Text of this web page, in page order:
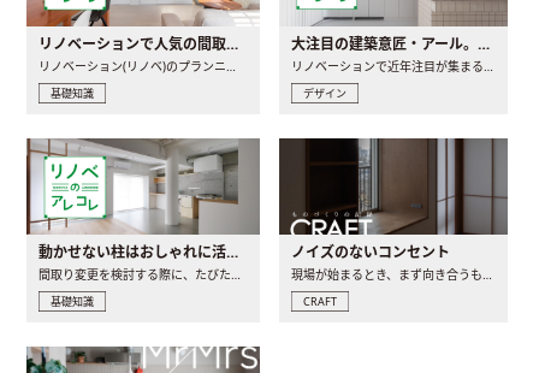
リノベーションで人気の間取りとは？トレンドの間取りと実例を徹底解説
リノベーション(リノベ)のプランニングで一番最初に決めるのは..
基礎知識
大注目の建築意匠・アール。人気の理由と空間に取り入れるポイント
リノベーションで近年注目が集まる建築意匠の一つであるアール..
デザイン
動かせない柱はおしゃれに活用！柱を魅せるリノベーション(リノベ)4選
間取り変更を検討する際に、たびたび皆さんの頭を悩ませる動か..
基礎知識
ノイズのないコンセント
現場が始まるとき、まず向き合うものの一つがコンセントです..
CRAFT